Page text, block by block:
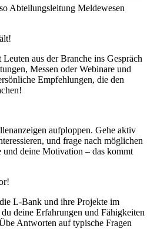
Abteilungsleitung Meldewesen
aus der Branche ins Gespräch
Messen oder Webinare und
Empfehlungen, die den
aufploppen. Gehe aktiv
und frage nach möglichen
und deine Motivation – das kommt
L-Bank und ihre Projekte im
deine Erfahrungen und Fähigkeiten
Antworten auf typische Fragen